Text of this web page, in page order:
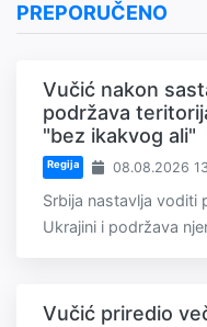
PREPORUČENO
Vučić nakon
podržava
"bez ikakvog ali"
Regija 08.08.2026
Srbija nastavlja voditi
Ukrajini i podržava
Vučić priredio